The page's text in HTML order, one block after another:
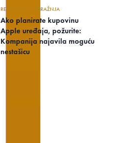
REKORDNA POTRAŽNJA
Ako planirate kupovinu
Apple uređaja, požurite:
Kompanija najavila moguću
nestašicu